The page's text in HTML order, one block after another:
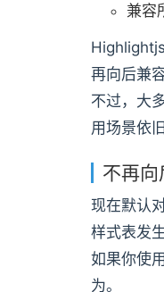
兼容
再向后兼
不过，大
用场景依
不再向
现在默认
样式表发
如果你使
为。